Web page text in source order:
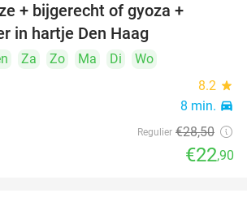
+ bijgerecht of gyoza +
in hartje Den Haag
Za Zo Ma Di
Wo
8.2 star
8 min. directions_car
Regulier €28,50
€22,90